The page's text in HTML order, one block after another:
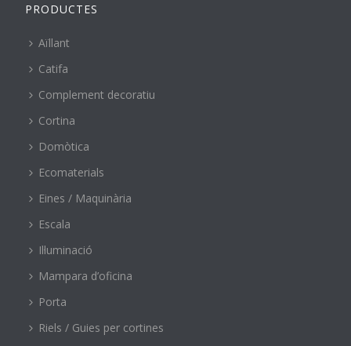
PRODUCTES
Aïllant
Catifa
Complement decoratiu
Cortina
Domòtica
Ecomaterials
Eines / Maquinària
Escala
Il·luminació
Mampara d’oficina
Porta
Riels / Guies per cortines